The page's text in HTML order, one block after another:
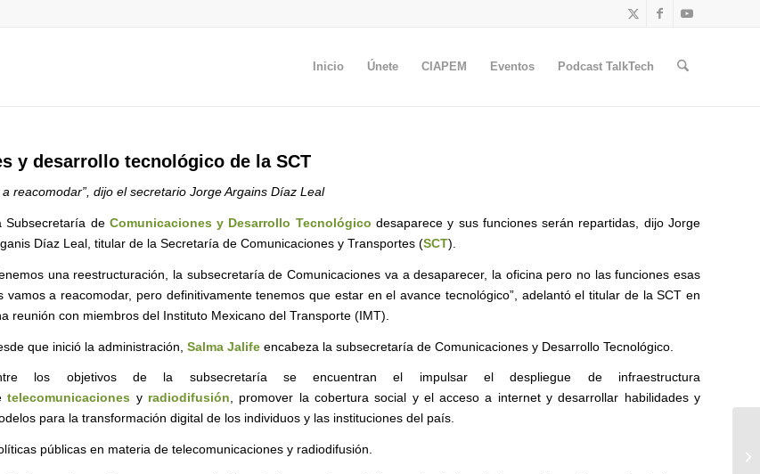
Inicio Únete CIAPEM Eventos Podcast TalkTech
y desarrollo tecnológico de la SCT
reacomodar”, dijo el secretario Jorge Argains Díaz Leal
Subsecretaría de Comunicaciones y Desarrollo Tecnológico desaparece y sus funciones serán repartidas, dijo Jorge
Díaz Leal, titular de la Secretaría de Comunicaciones y Transportes (SCT).
una reestructuración, la subsecretaría de Comunicaciones va a desaparecer, la oficina pero no las funciones esas
vamos a reacomodar, pero definitivamente tenemos que estar en el avance tecnológico”, adelantó el titular de la SCT en
reunión con miembros del Instituto Mexicano del Transporte (IMT).
que inició la administración, Salma Jalife encabeza la subsecretaría de Comunicaciones y Desarrollo Tecnológico.
los objetivos de la subsecretaría se encuentran el impulsar el despliegue de infraestructura
telecomunicaciones y radiodifusión, promover la cobertura social y el acceso a internet y desarrollar habilidades y
para la transformación digital de los individuos y las instituciones del país.
públicas en materia de telecomunicaciones y radiodifusión.